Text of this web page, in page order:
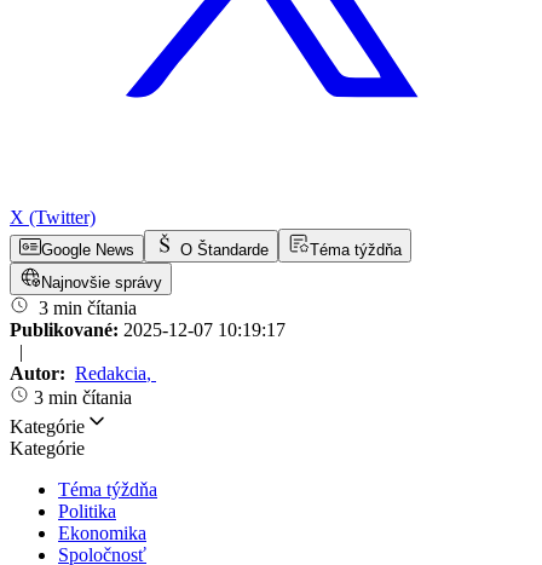
X (Twitter)
Google News O Štandarde
Téma týždňa
Najnovšie správy
3 min čítania
Publikované: 2025-12-07 10:19:17
|
Autor: Redakcia,
3 min čítania
Kategórie
Kategórie
Téma týždňa
Politika
Ekonomika
Spoločnosť